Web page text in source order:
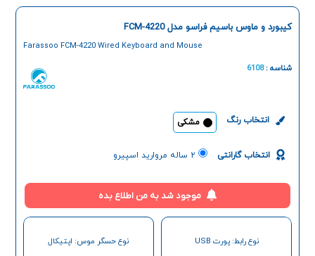
کیبورد و ماوس باسیم فراسو مدل FCM-4220
Farassoo FCM-4220 Wired Keyboard and Mouse
شناسه :6108
انتخاب رنگ مشکی
انتخاب گارانتی ۲ ساله مروارید اسپیرو
موجود شد به من اطلاع بده
نوع رابط: پورت USB نوع حسگر موس: اپتیکال